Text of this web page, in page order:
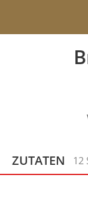
ZUTATEN 12